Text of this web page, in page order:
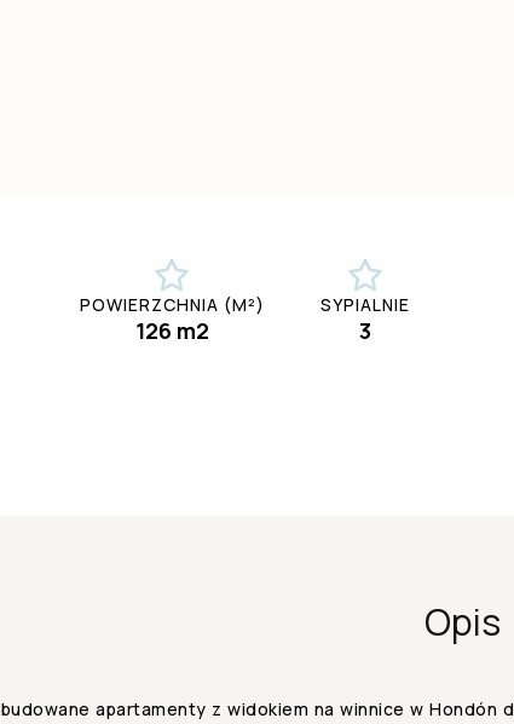
POWIERZCHNIA (M²)
126 m2
SYPIALNIE
3
Opis
apartamenty z widokiem na winnice w